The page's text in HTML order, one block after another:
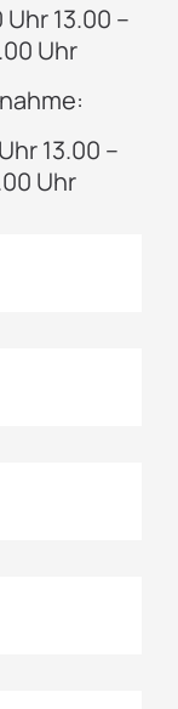
13.00 –
Uhr
13.00 –
Uhr